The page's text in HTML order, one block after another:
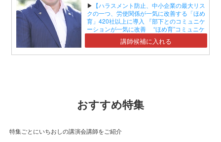
▶ 【ハラスメント防止、中小企業の最大リス
クの一つ、労使関係が一気に改善する「ほめ
育」420社以上に導入 『部下とのコミュニケ
ーションが一気に改善 “ほめ育”コミュニケ
ーションセミナー』】講師候補に入れる
おすすめ特集
特集ごとにいちおしの講演会講師をご紹介